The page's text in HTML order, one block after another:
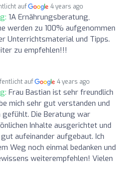
auf 4 years ago
1A Ernährungsberatung,
werden zu 100% aufgenommen
Unterrichtsmaterial und Tipps.
zu empfehlen!!!
auf 4 years ago
Frau Bastian ist sehr freundlich
mich sehr gut verstanden und
Die Beratung war
Inhalte ausgerichtet und
aufeinander aufgebaut. Ich
Weg noch einmal bedanken und
weiterempfehlen! Vielen